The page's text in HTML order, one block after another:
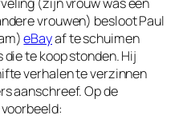
vrouwen) besloot Paul
eBayaf te schuimen
te koop stonden. Hij
verhalen te verzinnen
aanschreef. Op de